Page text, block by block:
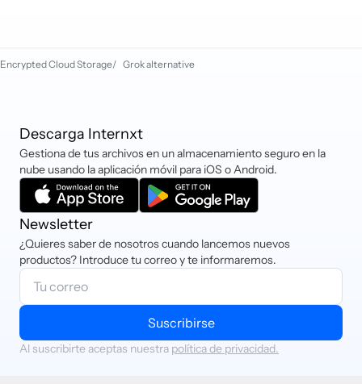
Encrypted Cloud Storage/ Grok alternative
Descarga Internxt
Gestiona de tus archivos en un almacenamiento seguro en la
nube usando la aplicación móvil para iOS o Android.
Newsletter
¿Quieres saber de nosotros cuando lancemos nuevos
productos? Introduce tu correo y te informaremos.
Suscribirse
Al suscribirte aceptas nuestra política de privacidad.